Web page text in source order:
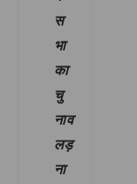
स
भा
का
चु
नाव
लड़
ना